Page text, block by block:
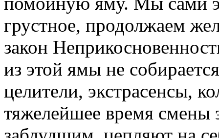
грустное, продолжаем
закон
из этой ямы не
целители, экстрасенсы,
тяжелейшее время смены